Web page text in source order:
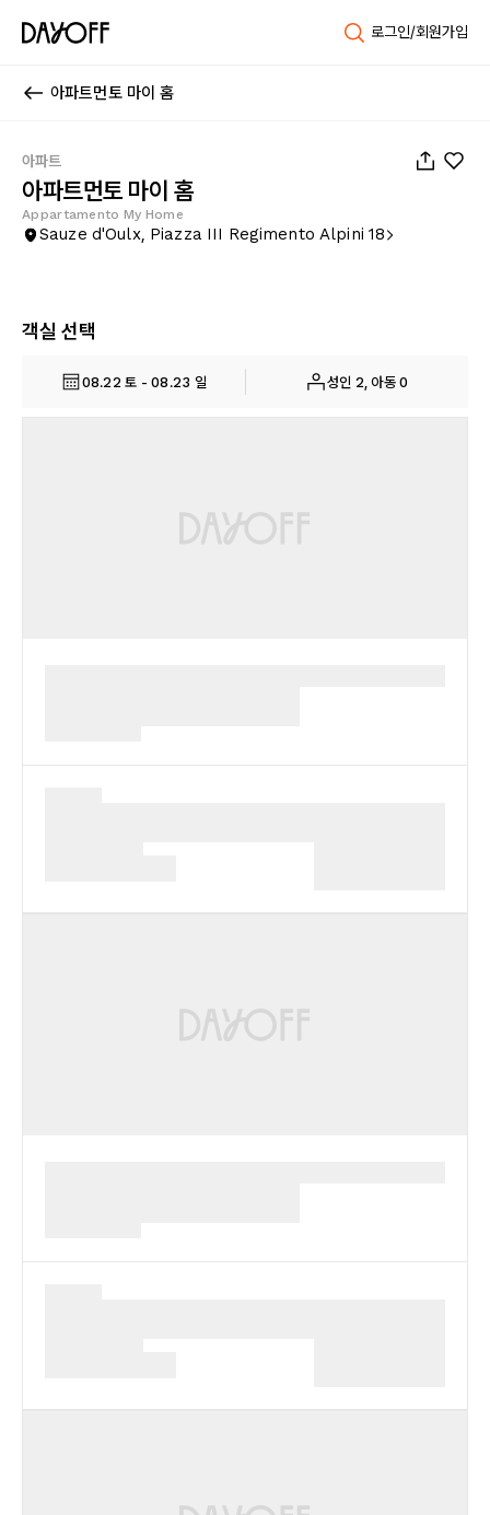
로그인/회원가입
아파트먼토 마이 홈
아파트
아파트먼토 마이 홈
Appartamento My Home
Sauze d'Oulx, Piazza III Regimento Alpini 18
객실 선택
08.22 토 - 08.23 일 성인 2, 아동 0